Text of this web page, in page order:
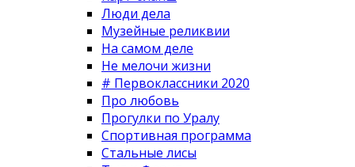
Люди дела
Музейные реликвии
На самом деле
Не мелочи жизни
# Первоклассники 2020
Про любовь
Прогулки по Уралу
Спортивная программа
Стальные лисы